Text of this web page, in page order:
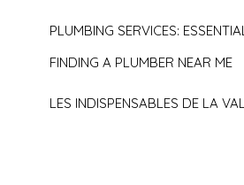
PLUMBING SERVICES:
FINDING A PLUMBER NEAR ME
LES INDISPENSABLES DE LA